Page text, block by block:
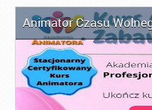
Animator Czasu